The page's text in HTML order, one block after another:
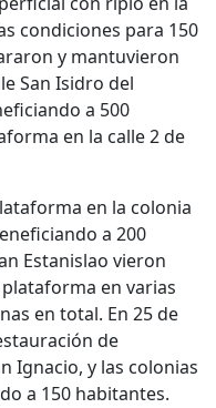
condiciones para 150
y mantuvieron
San Isidro del
a 500
en la calle 2 de
en la colonia
a 200
Estanislao vieron
en varias
en total. En 25 de
de
Ignacio, y las colonias
a 150 habitantes.